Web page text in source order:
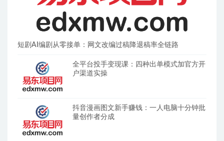
短剧AI编剧从零接单：网文改编过稿降退稿率全链路
全平台投手变现课：四种出单模式加官方开
户渠道实操
抖音漫画图文新手赚钱：一人电脑十分钟批
量创作者分成